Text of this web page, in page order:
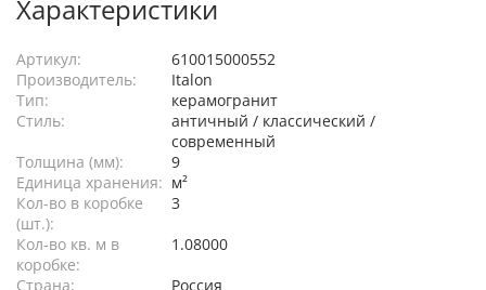
Характеристики
Артикул:
610015000552
Производитель:
Italon
Тип:
керамогранит
Стиль:
античный / классический /
современный
Толщина (мм):
9
Единица хранения: м²
Кол-во в коробке
(шт.):
3
Кол-во кв. м в
коробке:
1.08000
Страна:
Россия